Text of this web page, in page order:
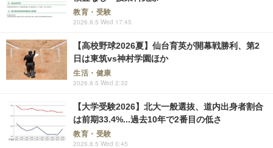
教育・受験
2026.8.5 Wed 17:45
【高校野球2026夏】仙台育英が開幕戦勝利、第2
日は東筑vs神村学園ほか
生活・健康
2026.8.5 Wed 2:32
【大学受験2026】北大一般選抜、道内出身者割合
は前期33.4%...過去10年で2番目の低さ
教育・受験
2026.8.5 Wed 0:45